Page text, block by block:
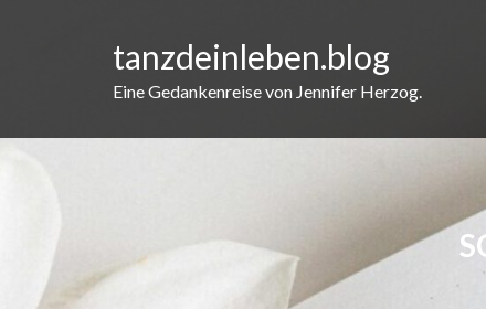
tanzdeinleben.blog
Eine Gedankenreise von Jennifer Herzog.